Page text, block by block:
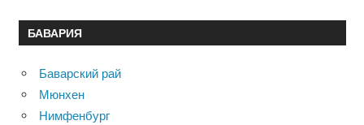
БАВАРИЯ
Баварский рай
Мюнхен
Нимфенбург